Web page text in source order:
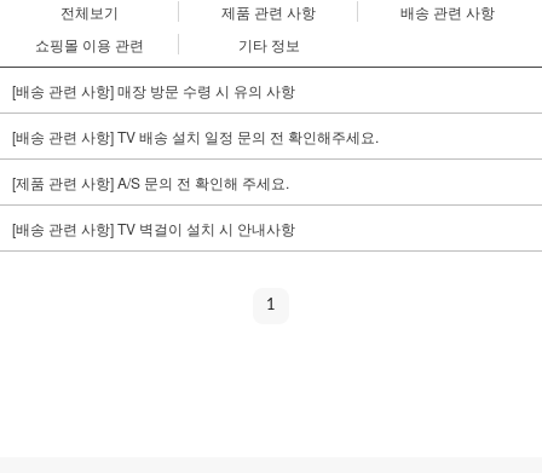
전체보기 제품 관련 사항
배송 관련 사항
쇼핑몰 이용 관련
기타 정보
[배송 관련 사항] 매장 방문 수령 시 유의 사항
[배송 관련 사항] TV 배송 설치 일정 문의 전 확인해주세요.
[제품 관련 사항] A/S 문의 전 확인해 주세요.
[배송 관련 사항] TV 벽걸이 설치 시 안내사항
1